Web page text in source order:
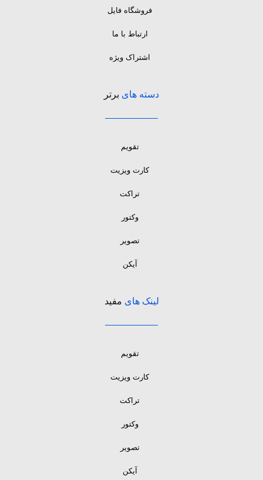
فروشگاه فایل
ارتباط با ما
اشتراک ویژه
دسته های برتر
تقویم
کارت ویزیت
تراکت
وکتور
تصویر
آیکن
لینک های مفید
تقویم
کارت ویزیت
تراکت
وکتور
تصویر
آیکن